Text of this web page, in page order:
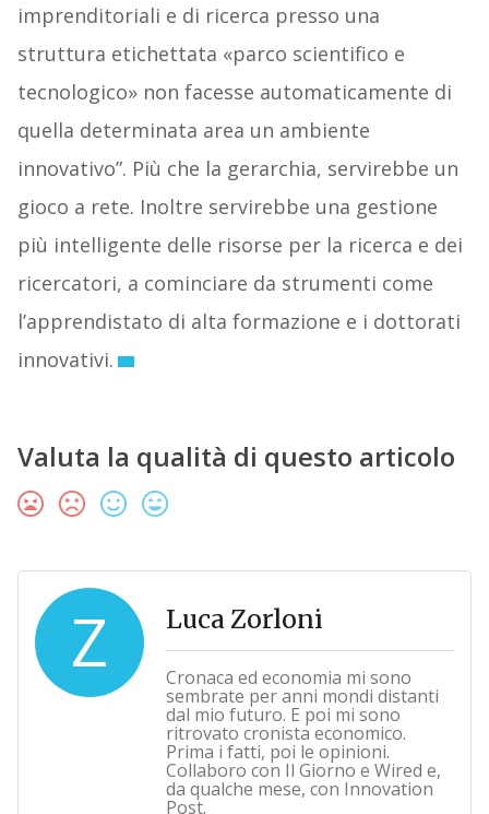
imprenditoriali e di ricerca presso una
struttura etichettata «parco scientifico e
tecnologico» non facesse automaticamente di
quella determinata area un ambiente
innovativo”. Più che la gerarchia, servirebbe un
gioco a rete. Inoltre servirebbe una gestione
più intelligente delle risorse per la ricerca e dei
ricercatori, a cominciare da strumenti come
l’apprendistato di alta formazione e i dottorati
innovativi.
Valuta la qualità di questo articolo
Z Luca Zorloni
Cronaca ed economia mi sono
sembrate per anni mondi distanti
dal mio futuro. E poi mi sono
ritrovato cronista economico.
Prima i fatti, poi le opinioni.
Collaboro con Il Giorno e Wired e,
da qualche mese, con Innovation
Post.